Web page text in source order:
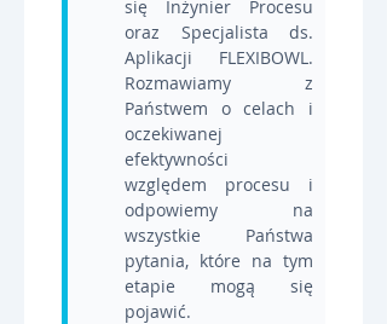
się Inżynier Procesu
oraz Specjalista ds.
Aplikacji FLEXIBOWL.
Rozmawiamy z
Państwem o celach i
oczekiwanej
efektywności
względem procesu i
odpowiemy na
wszystkie Państwa
pytania, które na tym
etapie mogą się
pojawić.